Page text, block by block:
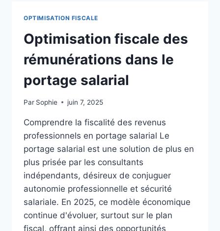
PORTAGE
SALARIAL
OPTIMISATION FISCALE
Optimisation fiscale des
rémunérations dans le
portage salarial
Par Sophie juin 7, 2025
Comprendre la fiscalité des revenus
professionnels en portage salarial Le
portage salarial est une solution de plus en
plus prisée par les consultants
indépendants, désireux de conjuguer
autonomie professionnelle et sécurité
salariale. En 2025, ce modèle économique
continue d'évoluer, surtout sur le plan
fiscal, offrant ainsi des opportunités